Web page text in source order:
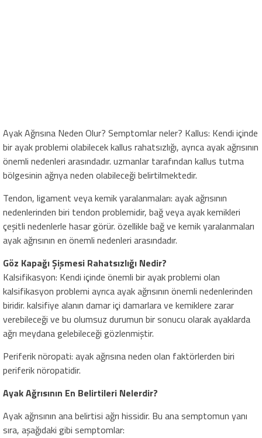
Ayak Ağrısına Neden Olur? Semptomlar neler? Kallus: Kendi içinde
bir ayak problemi olabilecek kallus rahatsızlığı, ayrıca ayak ağrısının
önemli nedenleri arasındadır. uzmanlar tarafından kallus tutma
bölgesinin ağrıya neden olabileceği belirtilmektedir.
Tendon, ligament veya kemik yaralanmaları: ayak ağrısının
nedenlerinden biri tendon problemidir, bağ veya ayak kemikleri
çeşitli nedenlerle hasar görür. özellikle bağ ve kemik yaralanmaları
ayak ağrısının en önemli nedenleri arasındadır.
Göz Kapağı Şişmesi Rahatsızlığı Nedir?
Kalsifikasyon: Kendi içinde önemli bir ayak problemi olan
kalsifikasyon problemi ayrıca ayak ağrısının önemli nedenlerinden
biridir. kalsifiye alanın damar içi damarlara ve kemiklere zarar
verebileceği ve bu olumsuz durumun bir sonucu olarak ayaklarda
ağrı meydana gelebileceği gözlenmiştir.
Periferik nöropati: ayak ağrısına neden olan faktörlerden biri
periferik nöropatidir.
Ayak Ağrısının En Belirtileri Nelerdir?
Ayak ağrısının ana belirtisi ağrı hissidir. Bu ana semptomun yanı
sıra, aşağıdaki gibi semptomlar: